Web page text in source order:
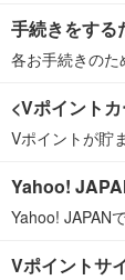
手続きをする
各お手続きの
<Vポイント
Vポイントが貯
Yahoo!
Yahoo! JAPAN
Vポイントサ